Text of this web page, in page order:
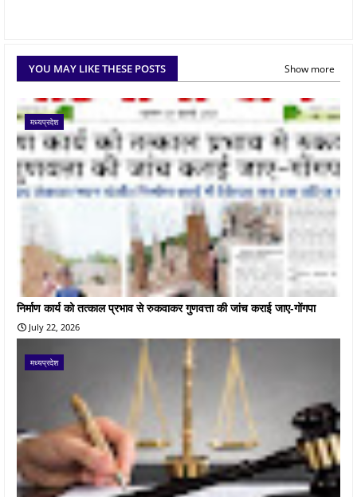
YOU MAY LIKE THESE POSTS Show more
मध्यप्रदेश
निर्माण कार्य को तत्काल प्रभाव से रुकवाकर गुणवत्ता की जांच कराई जाए-गोंगपा
July 22, 2026
मध्यप्रदेश